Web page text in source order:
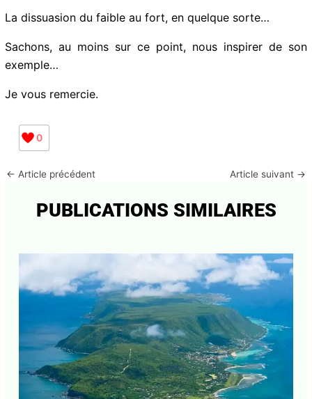
mais réelle !, de la coopération régionale…
Et qui, surtout, s’est distingué par sa pugnacité et sa
capacité de résilience ; ce sont ces qualités d’homme
d’Etat qui permettent de faire l’Histoire, et non pas la
subir.
La dissuasion du faible au fort, en quelque sorte…
Sachons, au moins sur ce point, nous inspirer de son
exemple…
Je vous remercie.
Article précédent Article suivant
PUBLICATIONS SIMILAIRES